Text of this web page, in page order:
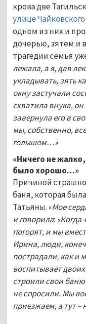
крова две
улице
одном из них и
дочерью, зятем и
трагедии семья
лежала, а я, дав
укладывать, зять
окну застучали
схватила внука,
завернула его в
мы, собственно,
голышом…»
«Ничего не
было хорошо…»
Причиной
баня, которая
Татьяны. «Мое
и говорила:
погорят, и мы
Ирина, люди,
пострадали, как и
воспитывает
строили свои
не спросили. Мы
приезжаем, а тут –